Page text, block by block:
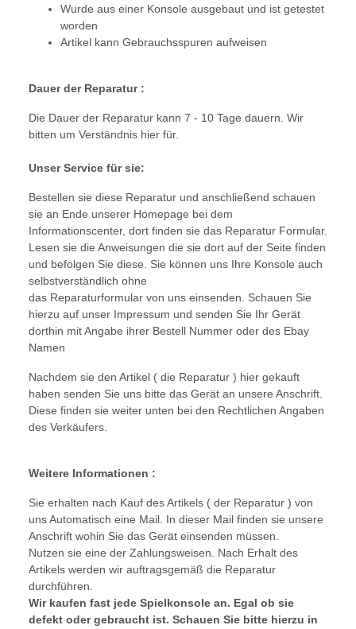
Wurde aus einer Konsole ausgebaut und ist getestet
worden
Artikel kann Gebrauchsspuren aufweisen
Dauer der Reparatur :
Die Dauer der Reparatur kann 7 - 10 Tage dauern. Wir
bitten um Verständnis hier für.
Unser Service für sie:
Bestellen sie diese Reparatur und anschließend schauen
sie an Ende unserer Homepage bei dem
Informationscenter, dort finden sie das Reparatur Formular.
Lesen sie die Anweisungen die sie dort auf der Seite finden
und befolgen Sie diese. Sie können uns Ihre Konsole auch
selbstverständlich ohne
das Reparaturformular von uns einsenden. Schauen Sie
hierzu auf unser Impressum und senden Sie Ihr Gerät
dorthin mit Angabe ihrer Bestell Nummer oder des Ebay
Namen
Nachdem sie den Artikel ( die Reparatur ) hier gekauft
haben senden Sie uns bitte das Gerät an unsere Anschrift.
Diese finden sie weiter unten bei den Rechtlichen Angaben
des Verkäufers.
Weitere Informationen :
Sie erhalten nach Kauf des Artikels ( der Reparatur ) von
uns Automatisch eine Mail. In dieser Mail finden sie unsere
Anschrift wohin Sie das Gerät einsenden müssen.
Nutzen sie eine der Zahlungsweisen. Nach Erhalt des
Artikels werden wir auftragsgemäß die Reparatur
durchführen.
Wir kaufen fast jede Spielkonsole an. Egal ob sie
defekt oder gebraucht ist. Schauen Sie bitte hierzu in